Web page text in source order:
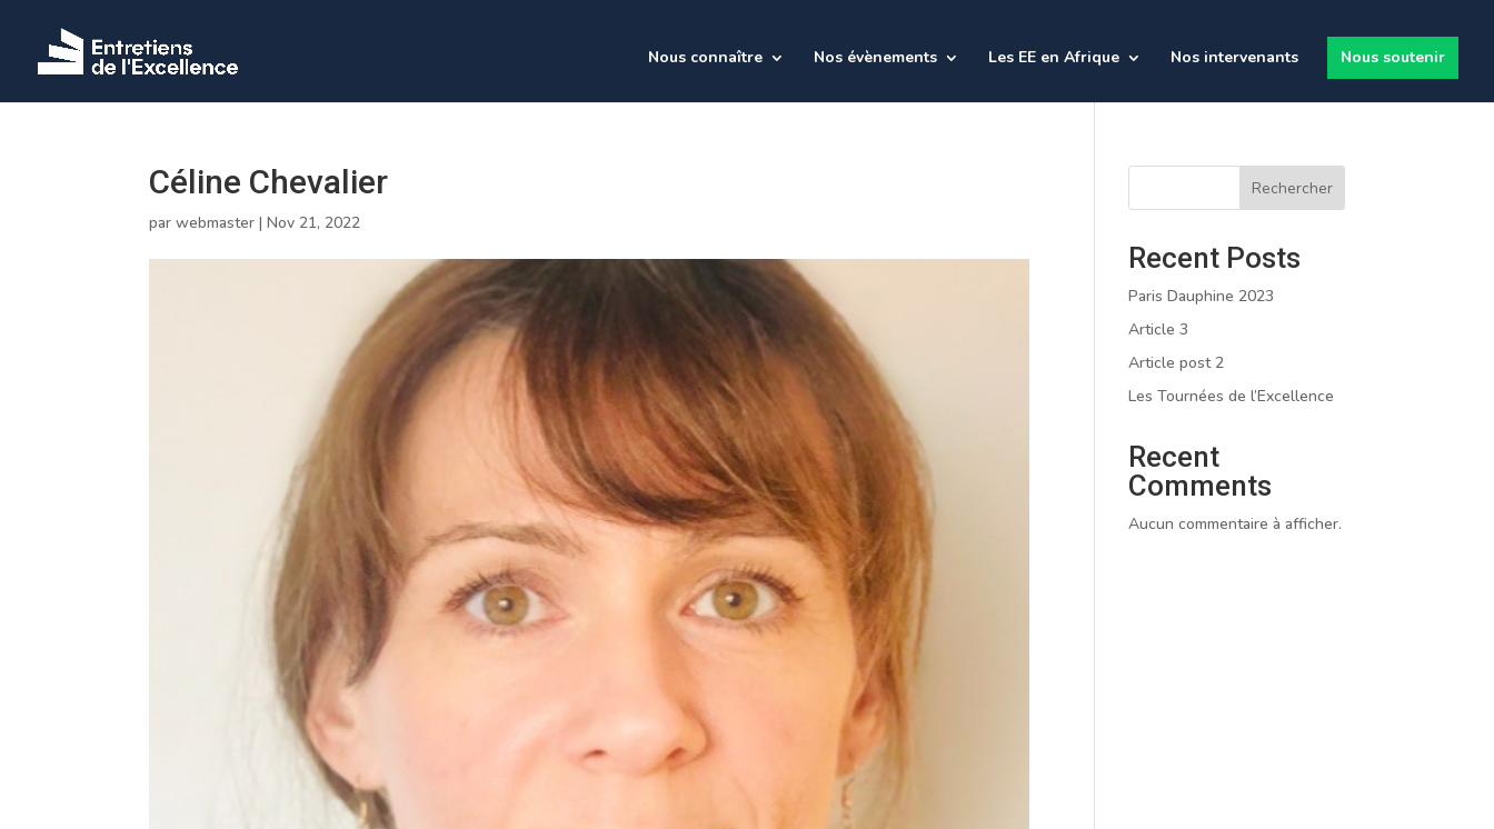
Nous connaître Nos évènements Les EE en Afrique Nos intervenants Nous soutenir
Céline Chevalier
parwebmaster |Nov 21, 2022
Rechercher
Recent Posts
Paris Dauphine 2023
Article 3
Article post 2
Les Tournées de l’Excellence
Recent
Comments
Aucun commentaire à afficher.